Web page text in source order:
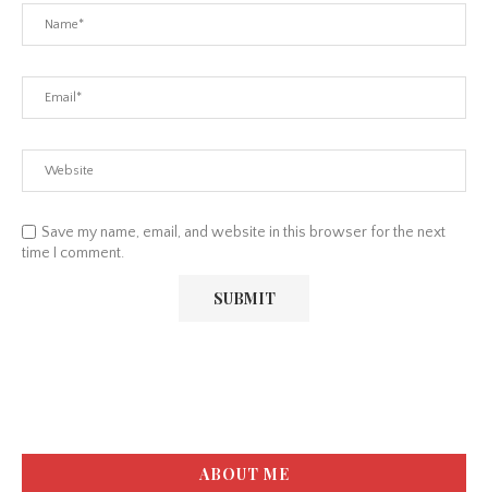
Save my name, email, and website in this browser for the next
time I comment.
ABOUT ME